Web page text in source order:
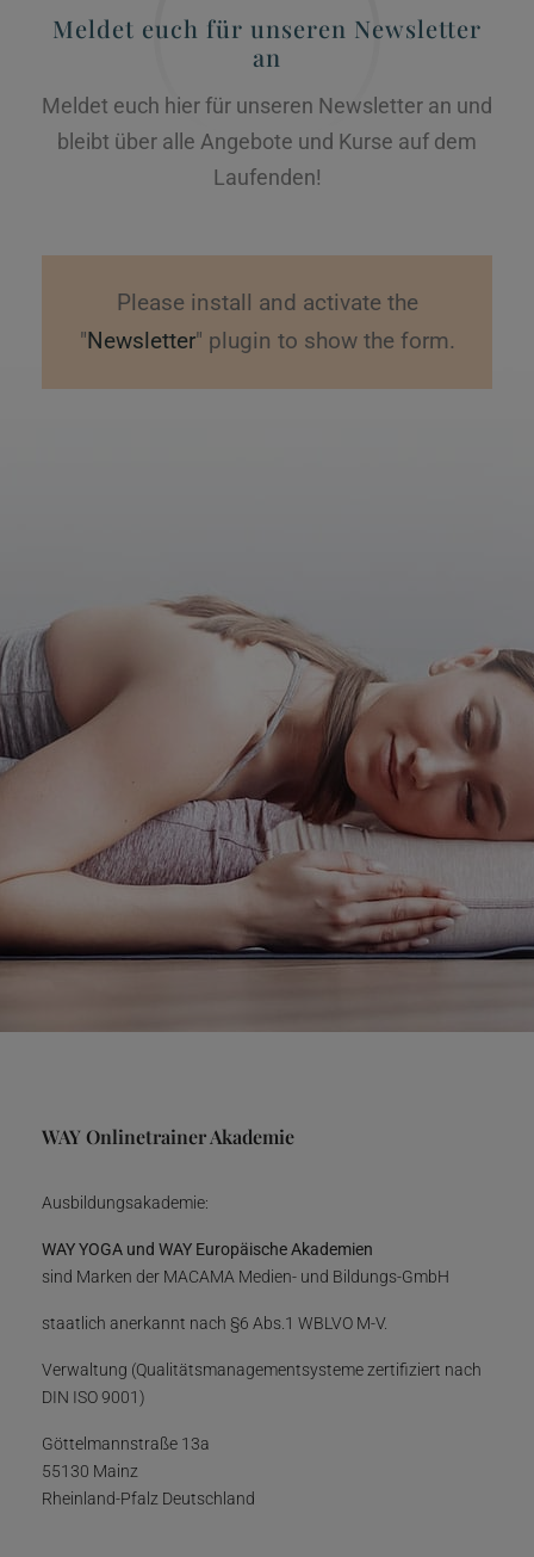
Meldet euch für unseren Newsletter
an
Meldet euch hier für unseren Newsletter an und
bleibt über alle Angebote und Kurse auf dem
Laufenden!
Please install and activate the
"Newsletter" plugin to show the form.
WAY Onlinetrainer Akademie
Ausbildungsakademie:
WAY YOGA und WAY Europäische Akademien
sind Marken der MACAMA Medien- und Bildungs-GmbH
staatlich anerkannt nach §6 Abs.1 WBLVO M-V.
Verwaltung (Qualitätsmanagementsysteme zertifiziert nach
DIN ISO 9001)
Göttelmannstraße 13a
55130 Mainz
Rheinland-Pfalz Deutschland